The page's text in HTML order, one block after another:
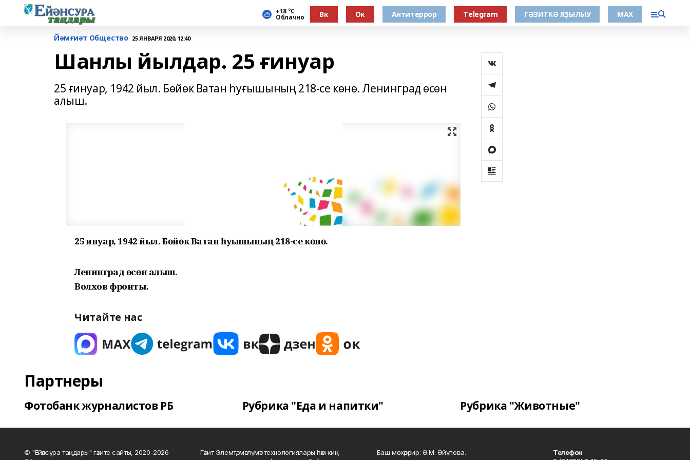
+18 °С
Облачно Вк Ок Антитеррор Тelegram ГӘЗИТКӘ ЯҘЫЛЫУ МАХ
Йәмғиәт Общество 25 ЯНВАРЯ 2020, 12:40
Шанлы йылдар. 25 ғинуар
25 ғинуар, 1942 йыл. Бөйөк Ватан һуғышының 218-се көнө. Ленинград өсөн
алыш.
25 ғинуар, 1942 йыл. Бөйөк Ватан һуғышының 218-се көнө.
Ленинград өсөн алыш.
Волхов фронты.
Читайте нас
Партнеры
Фотобанк журналистов РБ Рубрика "Еда и напитки" Рубрика "Животные"
© "Ейәнсура таңдары" гәзите сайты, 2020-2026
Гәзит Элемтә, мәғлүмәт технологиялары һәм киң
Баш мөхәррир: Ә.М. Әйүпова.
Телефон